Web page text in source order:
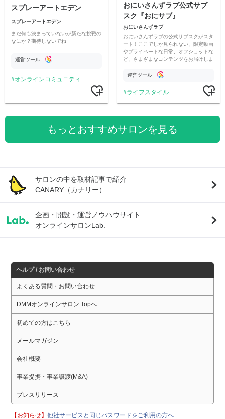
スプレーアートエデン
スプレーアートエデン
まだ何も決まっていないが新たな挑戦の
なにか？期待しないでね
運営ツール
オンラインコミュニティ
おにいさんずラブ公式サブ
スク『おにサブ』
おにいさんずラブ
おにいさんずラブの公式サブスクがスタ
ート！ここでしか見られない、限定動画
やプライベートな日常、オフショットな
ど、さまざまなコンテンツをお届けしま
運営ツール
ライフスタイル
もっとおすすめサロンを見る
サロンの中を取材記事で紹介
CANARY（カナリー）
企画・開設・運営ノウハウサイト
オンラインサロンLab.
ヘルプ / お問い合わせ
よくある質問・お問い合わせ
DMMオンラインサロン Topへ
初めての方はこちら
メールマガジン
会社概要
事業提携・事業譲渡(M&A)
プレスリリース
【お知らせ】他社サービスと同じパスワードをご利用の方へ